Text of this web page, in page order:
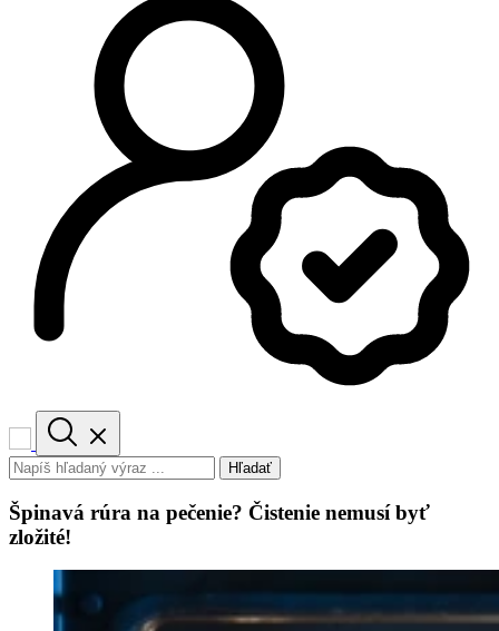
Hľadať
Špinavá rúra na pečenie? Čistenie nemusí byť
zložité!